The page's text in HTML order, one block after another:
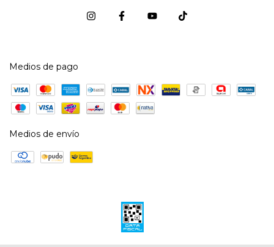
Medios de pago
Medios de envío